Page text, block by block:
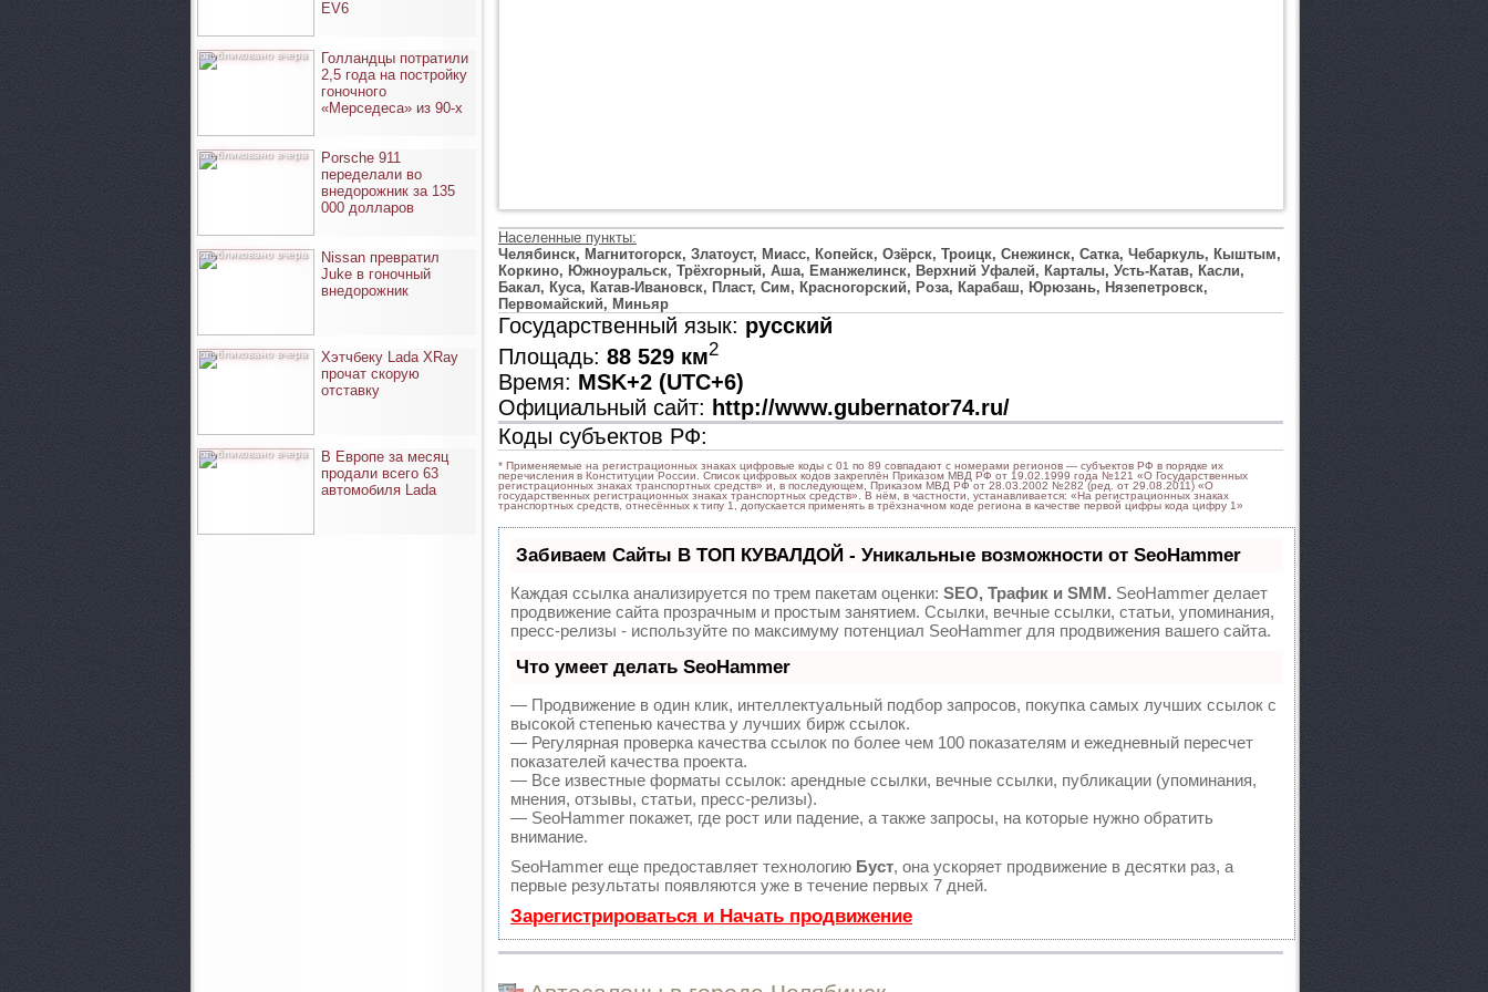
EV6
опубликовано вчера
Голландцы потратили
2,5 года на постройку
гоночного
«Мерседеса» из 90-х
опубликовано вчера
Porsche 911
переделали во
внедорожник за 135
000 долларов
опубликовано вчера
Nissan превратил
Juke в гоночный
внедорожник
опубликовано вчера
Хэтчбеку Lada XRay
прочат скорую
отставку
опубликовано вчера
В Европе за месяц
продали всего 63
автомобиля Lada
Населенные пункты:
Челябинск, Магнитогорск, Златоуст, Миасс, Копейск, Озёрск, Троицк, Снежинск, Сатка, Чебаркуль, Кыштым,
Коркино, Южноуральск, Трёхгорный, Аша, Еманжелинск, Верхний Уфалей, Карталы, Усть-Катав, Касли,
Бакал, Куса, Катав-Ивановск, Пласт, Сим, Красногорский, Роза, Карабаш, Юрюзань, Нязепетровск,
Первомайский, Миньяр
Государственный язык: русский
Площадь: 88 529 км2
Время: MSK+2 (UTC+6)
Официальный сайт: http://www.gubernator74.ru/
Коды субъектов РФ:
* Применяемые на регистрационных знаках цифровые коды с 01 по 89 совпадают с номерами регионов — субъектов РФ в порядке их
перечисления в Конституции России. Список цифровых кодов закреплён Приказом МВД РФ от 19.02.1999 года №121 «О Государственных
регистрационных знаках транспортных средств» и, в последующем, Приказом МВД РФ от 28.03.2002 №282 (ред. от 29.08.2011) «О
государственных регистрационных знаках транспортных средств». В нём, в частности, устанавливается: «На регистрационных знаках
транспортных средств, отнесённых к типу 1, допускается применять в трёхзначном коде региона в качестве первой цифры кода цифру 1»
Забиваем Сайты В ТОП КУВАЛДОЙ - Уникальные возможности от SeoHammer
Каждая ссылка анализируется по трем пакетам оценки: SEO, Трафик и SMM. SeoHammer делает
продвижение сайта прозрачным и простым занятием. Ссылки, вечные ссылки, статьи, упоминания,
пресс-релизы - используйте по максимуму потенциал SeoHammer для продвижения вашего сайта.
Что умеет делать SeoHammer
— Продвижение в один клик, интеллектуальный подбор запросов, покупка самых лучших ссылок с
высокой степенью качества у лучших бирж ссылок.
— Регулярная проверка качества ссылок по более чем 100 показателям и ежедневный пересчет
показателей качества проекта.
— Все известные форматы ссылок: арендные ссылки, вечные ссылки, публикации (упоминания,
мнения, отзывы, статьи, пресс-релизы).
— SeoHammer покажет, где рост или падение, а также запросы, на которые нужно обратить
внимание.
SeoHammer еще предоставляет технологию Буст, она ускоряет продвижение в десятки раз, а
первые результаты появляются уже в течение первых 7 дней.
Зарегистрироваться и Начать продвижение